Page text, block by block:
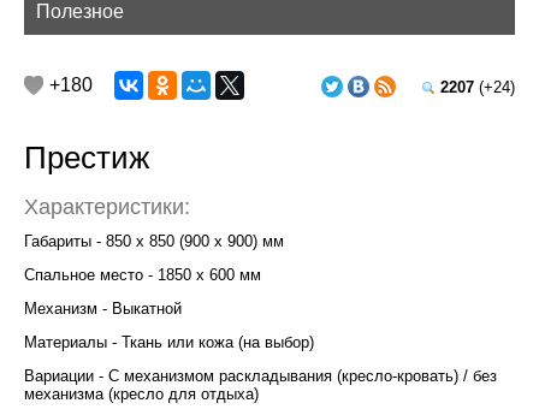
Полезное
2207 (+24)
+180
Престиж
Характеристики:
Габариты - 850 x 850 (900 x 900) мм
Спальное место - 1850 x 600 мм
Механизм - Выкатной
Материалы - Ткань или кожа (на выбор)
Вариации - С механизмом раскладывания (кресло-кровать) / без
механизма (кресло для отдыха)